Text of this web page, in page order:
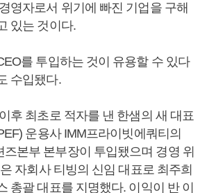
영자로서 위기에 빠진 기업을 구해
있는 것이다.
를 투입하는 것이 유용할 수 있다
수입됐다.
후 최초로 적자를 낸 한샘의 새 대표
운용사 IMM프라이빗에쿼티의
본부 본부장이 투입됐으며 경영 위
자회사 티빙의 신임 대표로 최주희
총괄 대표를 지명했다. 이익이 반 이